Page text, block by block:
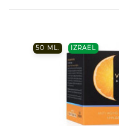
50 ML. IZRAEL